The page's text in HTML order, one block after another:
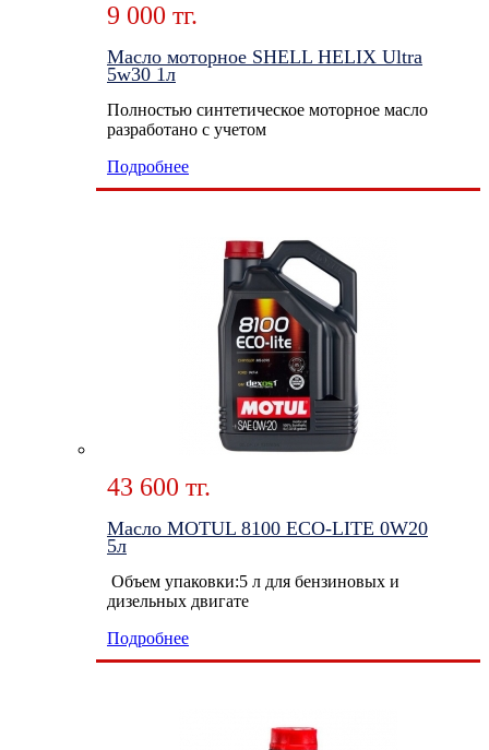
9 000 тг.
Масло моторное SHELL HELIX Ultra
5w30 1л
Полностью синтетическое моторное масло
разработано с учетом
Подробнее
43 600 тг.
Масло MOTUL 8100 ECO-LITE 0W20
5л
Объем упаковки:5 л для бензиновых и
дизельных двигате
Подробнее